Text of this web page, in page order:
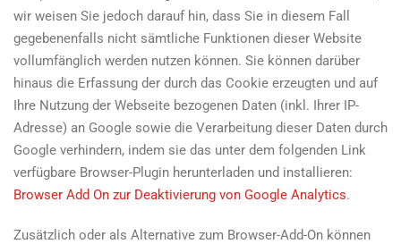
wir weisen Sie jedoch darauf hin, dass Sie in diesem Fall
gegebenenfalls nicht sämtliche Funktionen dieser Website
vollumfänglich werden nutzen können. Sie können darüber
hinaus die Erfassung der durch das Cookie erzeugten und auf
Ihre Nutzung der Webseite bezogenen Daten (inkl. Ihrer IP-
Adresse) an Google sowie die Verarbeitung dieser Daten durch
Google verhindern, indem sie das unter dem folgenden Link
verfügbare Browser-Plugin herunterladen und installieren:
Browser Add On zur Deaktivierung von Google Analytics.
Zusätzlich oder als Alternative zum Browser-Add-On können